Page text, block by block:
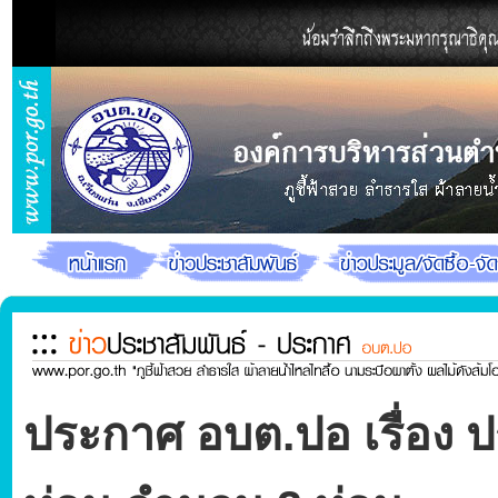
ประกาศ อบต.ปอ เรื่อง